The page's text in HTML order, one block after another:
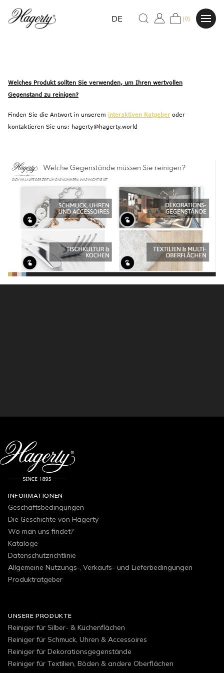
DE (0)
Welches Produkt sollten Sie verwenden, um Ihren wertvollen
Gegenstand zu reinigen?
Finden Sie die Antwort in unserem interaktiven Ratgeberoder
kontaktieren Sie uns: hagerty@hagerty.world
INFORMATIONEN
Geschäftsbedingungen
Die Geschichte von Hagerty
Wo man uns findet?
Kataloge
Datenschutzrichtlinie
Allgemeine Nutzungs-, Verkaufs- und Lieferbedingungen
Produktratgeber
UNSERE PRODUKTE
Reiniger für Silber- & Küchenflächen
Reiniger für Schmuck, Uhren & Accessoires
Reiniger für Dekorationsgegenstände
Reiniger für Textilien, Böden & andere Oberflächen